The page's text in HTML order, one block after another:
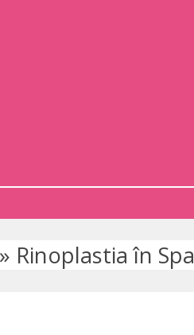
Rinoplastia în